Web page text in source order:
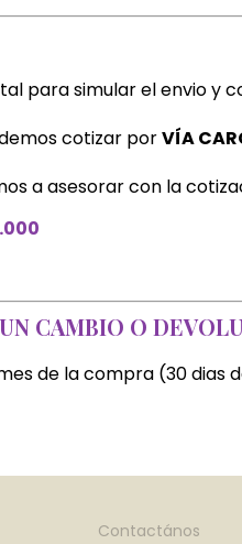
para simular el envio y
cotizar porVÍA
a asesorar con la
CAMBIO O
de la compra (30 dias
Contactános